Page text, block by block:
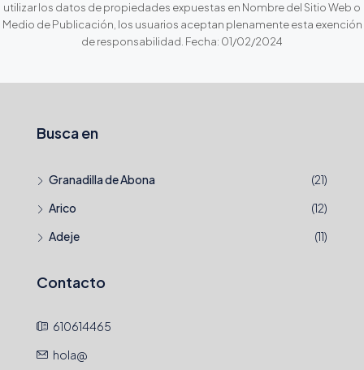
utilizar los datos de propiedades expuestas en Nombre del Sitio Web o
Medio de Publicación, los usuarios aceptan plenamente esta exención
de responsabilidad. Fecha: 01/02/2024
Busca en
Granadilla de Abona
(21)
Arico
(12)
Adeje
(11)
Contacto
610614465
hola@